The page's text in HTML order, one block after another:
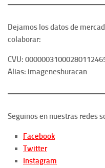
Dejamos los datos de
colaborar:
CVU:
Alias: imageneshuracan
Seguinos en nuestras redes
Facebook
Twitter
Instagram